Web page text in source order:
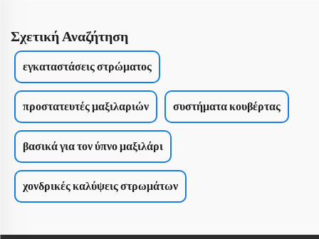
Σχετική Αναζήτηση
εγκαταστάσεις στρώματος
προστατευτές μαξιλαριών συστήματα κουβέρτας
βασικά για τον ύπνο μαξιλάρι
χονδρικές καλύψεις στρωμάτων